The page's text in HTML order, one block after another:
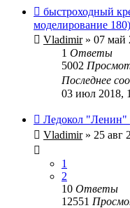
быстроходный
моделирование 180)
Vladimir» 07 май
1 Ответы
5002
Последнее
03 июл 2018,
Ледокол "Ленин"
Vladimir» 25 авг
1
2
10 Ответы
12551